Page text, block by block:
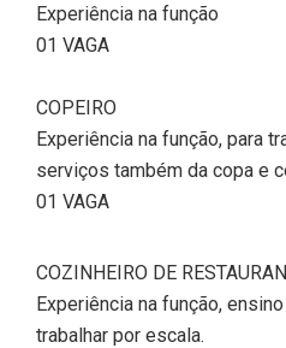
Experiência na função
01 VAGA
COPEIRO
Experiência na função, para
serviços também da copa e
01 VAGA
COZINHEIRO DE
Experiência na função,
trabalhar por escala.